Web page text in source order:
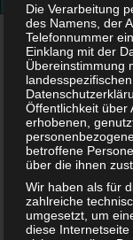
Wie lange
Wie
Die Verarbeitung
des Namens, der
Telefonnummer
Einklang mit der
Übereinstimmung
Öffentlichkeit über
erhobenen,
betroffene
über die ihnen
Wir haben als für
zahlreiche
umgesetzt, um
diese